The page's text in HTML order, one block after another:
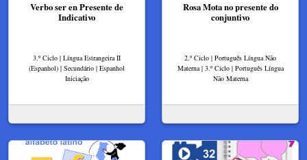
Verbo ser en Presente de
Indicativo
3.º Ciclo | Língua Estrangeira II
(Espanhol) | Secundário | Espanhol
Iniciação
Rosa Mota no presente do
conjuntivo
2.º Ciclo | Português Língua Não
Materna | 3.º Ciclo | Português Língua
Não Materna